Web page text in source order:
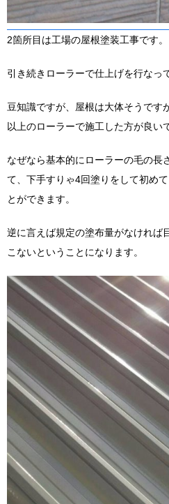
2箇所目は工場の屋根塗装工事です。
引き続きローラーで仕上げを行なっ
豆知識ですが、屋根は大体そうです
以上のローラーで施工した方が良い
なぜなら基本的にローラーの毛の長
て、下手すりゃ4回塗りをして初め
とができます。
逆に言えば規定の塗布量がなければ
こないということになります。